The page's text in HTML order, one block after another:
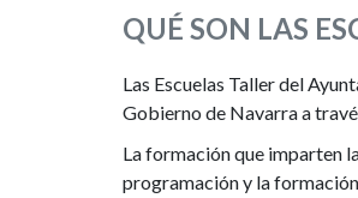
QUÉ SON LAS
Las Escuelas Taller del
Gobierno de Navarra a
La formación que imparten
programación y la